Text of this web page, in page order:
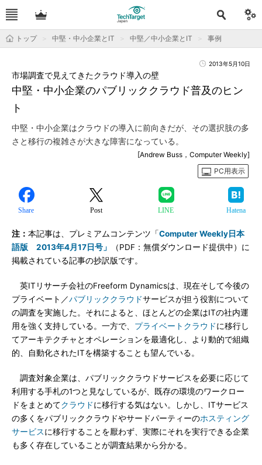
トップ 中堅・中小企業とIT 中堅／中小企業とIT 事例
2013年5月10日
中堅・中小企業のパブリッククラウド普及のヒン
ト
市場調査で見えてきたクラウド導入の壁
中堅・中小企業はクラウドの導入に前向きだが、その選択肢の多
さと移行の複雑さが大きな障害になっている。
[Andrew Buss，Computer Weekly]
PC用表示
Share Post LINE Hatena
注： 本記事は、プレミアムコンテンツ「Computer Weekly日本
語版 2013年4月17日号」
（PDF：無償ダウンロード提供中）に
掲載されている記事の抄訳版です。
英ITリサーチ会社のFreeform Dynamicsは、現在そして今後の
プライベート／パブリッククラウドサービスが担う役割について
の調査を実施した。それによると、ほとんどの企業はITの社内運
用を強く支持している。一方で、 プライベートクラウドに移行し
てアーキテクチャとオペレーションを最適化し、より動的で組織
的、自動化されたITを構築することも望んでいる。
調査対象企業は、パブリッククラウドサービスを必要に応じて
利用する手札の1つと見なしているが、既存の環境のワークロー
ドをまとめてクラウドに移行する気はない。しかし、ITサービス
の多くをパブリッククラウドやサードパーティーのホスティング
サービスに移行することを厭わず、実際にそれを実行できる企業
も多く存在していることが調査結果から分かる。